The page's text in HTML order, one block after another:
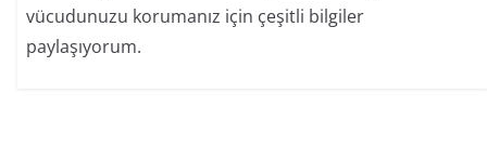
vücudunuzu korumanız için çeşitli bilgiler
paylaşıyorum.